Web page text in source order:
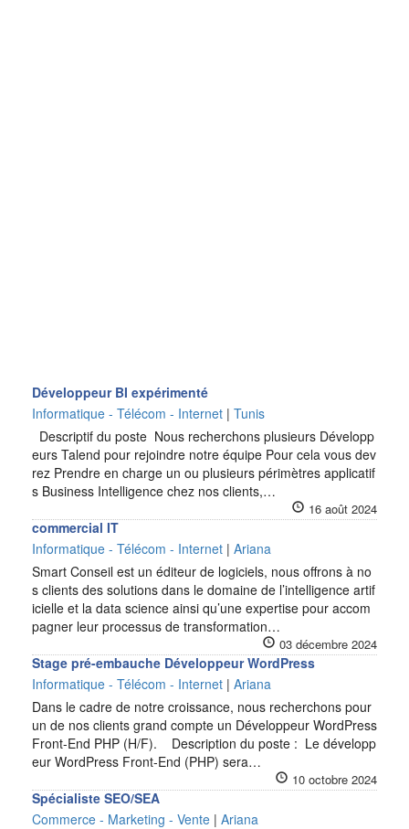
Développeur BI expérimenté
Informatique - Télécom - Internet | Tunis
Descriptif du poste Nous recherchons plusieurs Développ
eurs Talend pour rejoindre notre équipe Pour cela vous dev
rez Prendre en charge un ou plusieurs périmètres applicatif
s Business Intelligence chez nos clients,…
16 août 2024
commercial IT
Informatique - Télécom - Internet | Ariana
Smart Conseil est un éditeur de logiciels, nous offrons à no
s clients des solutions dans le domaine de l’intelligence artif
icielle et la data science ainsi qu’une expertise pour accom
pagner leur processus de transformation…
03 décembre 2024
Stage pré-embauche Développeur WordPress
Informatique - Télécom - Internet | Ariana
Dans le cadre de notre croissance, nous recherchons pour
un de nos clients grand compte un Développeur WordPress
Front-End PHP (H/F). Description du poste : Le développ
eur WordPress Front-End (PHP) sera…
10 octobre 2024
Spécialiste SEO/SEA
Commerce - Marketing - Vente | Ariana